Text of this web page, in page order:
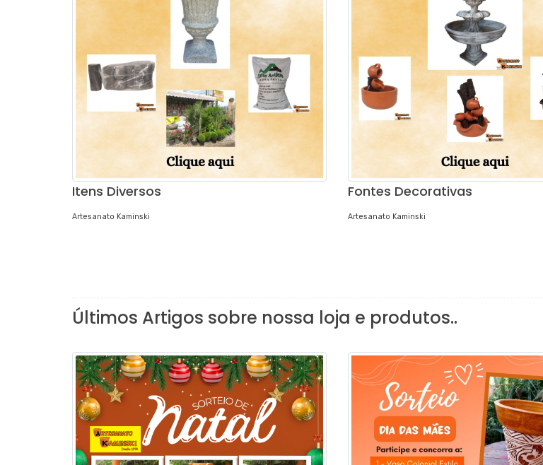
Itens Diversos
Artesanato Kaminski
Fontes Decorativas
Artesanato Kaminski
Últimos Artigos sobre nossa loja e produtos..